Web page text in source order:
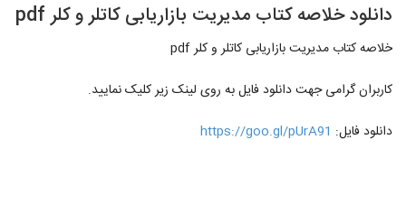
دانلود خلاصه کتاب مدیریت بازاریابی کاتلر و کلر pdf
خلاصه کتاب مدیریت بازاریابی کاتلر و کلر pdf
کاربران گرامی جهت دانلود فایل به روی لینک زیر کلیک نمایید.
دانلود فایل: https://goo.gl/pUrA91